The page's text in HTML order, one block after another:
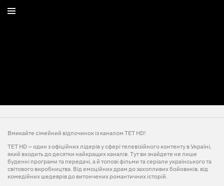
Вмикайте сімейний відпочинок із каналом ТЕТ HD!
ТЕТ HD — один з офіційних лідерів у сфері телевізійного контенту в Україні,
який входить до десятки найкращих каналів. Тут ви знайдете не лише
буденні програми та передачі, а й топові фільми та серіали українського та
світового виробництва. Від емоційних драм до захопливих бойовиків, від
комедійних шедеврів до витончених романтичних історій.